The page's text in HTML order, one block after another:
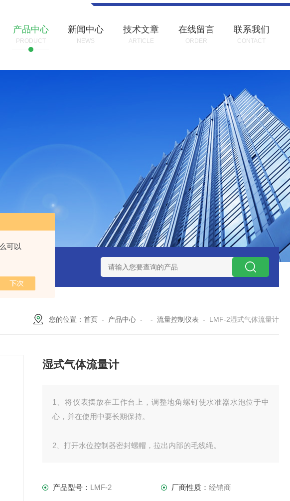
可以
产品中心
PRODUCT
新闻中心
NEWS
技术文章
ARTICLE
在线留言
ORDER
联系我们
CONTACT
GAXT手持式单一气体检测仪 加拿大BW
您的位置： 首页 - 产品中心 - - 流量控制仪表 - LMF-2湿式气体流量计
湿式气体流量计
1、将仪表摆放在工作台上，调整地角螺钉使水准器水泡位于中
心，并在使用中要长期保持。
2、打开水位控制器密封螺帽，拉出内部的毛线绳。
从水位控制器孔内流出时即停止注入蒸馏水，当多余的蒸馏水从
产品型号： LMF-2 厂商性质： 经销商